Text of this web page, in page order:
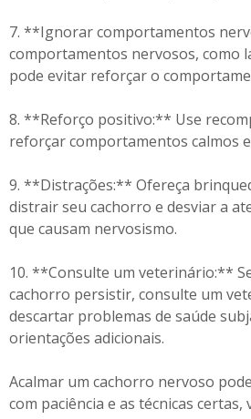
7. **Ignorar comportamentos
comportamentos nervosos, como
pode evitar reforçar o
8. **Reforço positivo:** Use
reforçar comportamentos calmos
9. **Distrações:** Ofereça
distrair seu cachorro e desviar a
que causam nervosismo.
10. **Consulte um veterinário:**
cachorro persistir, consulte um
descartar problemas de saúde
orientações adicionais.
Acalmar um cachorro nervoso
com paciência e as técnicas certas,